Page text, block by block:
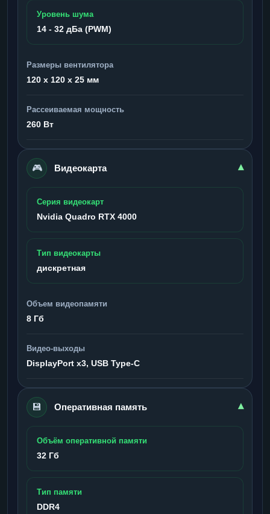
Уровень шума
14 - 32 дБа (PWM)
Размеры вентилятора
120 x 120 x 25 мм
Рассеиваемая мощность
260 Вт
🎮 Видеокарта ▾
Серия видеокарт
Nvidia Quadro RTX 4000
Тип видеокарты
дискретная
Объем видеопамяти
8 Гб
Видео-выходы
DisplayPort x3, USB Type-C
💾 Оперативная память ▾
Объём оперативной памяти
32 Гб
Тип памяти
DDR4